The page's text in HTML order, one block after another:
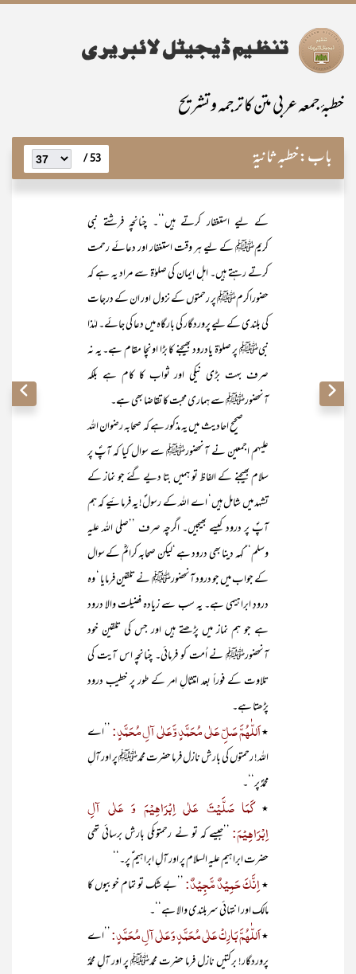
خطبۂ جمعہ عربی متن کا ترجمہ و تشریح
باب:خطبہ ثانیۃ 53 /
کے لیے استغفار کرتے ہیں‘‘۔ چنانچہ فرشتے نبی
کریمﷺ کے لیے ہر وقت استغفار اور دعائے رحمت
کرتے رہتے ہیں۔ اہل ایمان کی صلوٰۃ سے مراد یہ ہے کہ
حضوراکرمﷺ پر رحمتوں کے نزول اور ان کے درجات
کی بلندی کے لیے پروردگار کی بارگاہ میں دعا کی جائے۔ لہٰذا
نبیﷺ پر صلوٰۃ یادرود بھیجنے کا بڑا اونچا مقام ہے۔ یہ نہ
صرف بہت بڑی نیکی اور ثواب کا کام ہے بلکہ
آنحضورﷺ سے ہماری محبت کا تقاضا بھی ہے۔
صحیح احادیث میں یہ مذکور ہے کہ صحابہ رضوان اللہ
علیہم اجمعین نے آنحضورﷺ سے سوال کیا کہ آپؐ پر
سلام بھیجنے کے الفاظ تو ہمیں بتا دیے گئے جو نماز کے
تشہد میں شامل ہیں‘ اے اللہ کے رسولؐ! یہ فرمائیے کہ ہم
آپؐ پر درود کیسے بھیجیں۔ اگرچہ صرف ’’صلی اللہ علیہ
وسلم‘‘ کہہ دینا بھی درود ہے ‘لیکن صحابہ کرامؓ کے سوال
کے جواب میں جو درود آنحضورﷺ نے تلقین فرمایا ‘ وہ
درودِ ابراہیمی ہے۔ یہ سب سے زیادہ فضیلت والا درود
ہے جو ہم نماز میں پڑھتے ہیں اور جس کی تلقین خود
آنحضورﷺ نے اُمت کو فرمائی۔ چنانچہ اس آیت کی
تلاوت کے فوراً بعد امتثالِ امر کے طور پر خطیب درود
پڑھتا ہے۔
٭اَللّٰہُمَّ صَلِّ عَلٰی مُحَمَّدٍ وَّعَلٰی آلِ مُحَمَّدٍ: ’’اے
اللہ! رحمتوں کی بارش نازل فرما حضرت محمدﷺ پر اور آلِ
محمدؐ پر‘‘۔
٭کَمَا صَلَّیْتَ عَلٰی اِبْرَاہِیْمَ وَ عَلٰی آلِ
اِبْرَاہِیْمَ: ’’جیسے کہ تو نے رحمتوںکی بارش برسائی تھی
حضرت ابراہیم علیہ السلام پر اور آلِ ابراہیم ؑ پر۔‘‘
٭اِنَّکَ حَمِیْدٌ مَّجِیْدٌ: ’’بے شک تو تمام خوبیوں کا
مالک اور انتہائی سربلندی والا ہے‘‘۔
٭اَللّٰہُمَّ بَارِکْ عَلٰی مُحَمَّدٍ وَعَلٰی آلِ مُحَمَّدٍ: ’’اے
پروردگار! برکتیں نازل فرما حضرت محمدﷺ پر اور آلِ محمدؐ